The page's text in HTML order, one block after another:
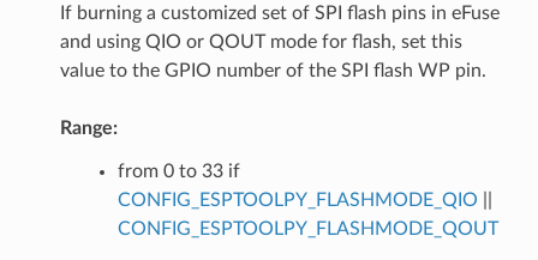
If burning a customized set of SPI flash pins in eFuse
and using QIO or QOUT mode for flash, set this
value to the GPIO number of the SPI flash WP pin.
Range:
from 0 to 33 if
CONFIG_ESPTOOLPY_FLASHMODE_QIO
CONFIG_ESPTOOLPY_FLASHMODE_QOUT